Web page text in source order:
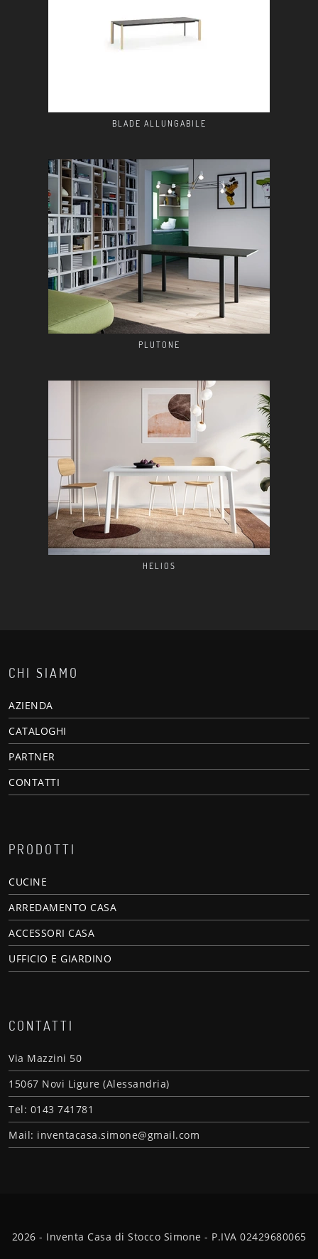
BLADE ALLUNGABILE
PLUTONE
HELIOS
CHI SIAMO
AZIENDA
CATALOGHI
PARTNER
CONTATTI
PRODOTTI
CUCINE
ARREDAMENTO CASA
ACCESSORI CASA
UFFICIO E GIARDINO
CONTATTI
Via Mazzini 50
15067 Novi Ligure (Alessandria)
Tel: 0143 741781
Mail: inventacasa.simone@gmail.com
2026 - Inventa Casa di Stocco Simone - P.IVA 02429680065